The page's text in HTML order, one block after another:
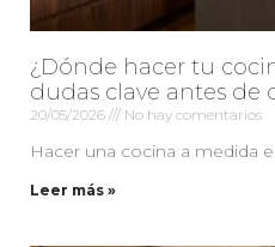
¿Dónde hacer tu
dudas clave antes de
20/05/2026 No hay comentarios
Hacer una cocina a medida
Leer más »